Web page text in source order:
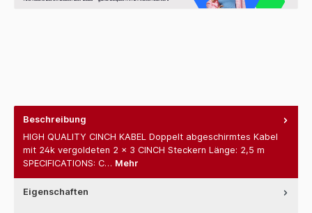
Beschreibung
HIGH QUALITY CINCH KABEL Doppelt abgeschirmtes Kabel
mit 24k vergoldeten 2 x 3 CINCH Steckern Länge: 2,5 m
SPECIFICATIONS: C… Mehr
Eigenschaften